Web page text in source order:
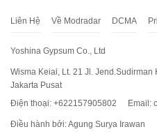
Liên Hệ Về Modradar DCMA
Yoshina Gypsum Co., Ltd
Wisma Keiai, Lt. 21 Jl. Jend.Sudirman
Jakarta Pusat
Điện thoại: +622157905802
Email:
Điều hành bởi: Agung Surya Irawan